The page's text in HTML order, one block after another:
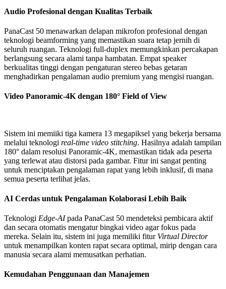
Audio Profesional dengan Kualitas Terbaik
PanaCast 50 menawarkan delapan mikrofon profesional dengan
teknologi beamforming yang memastikan suara tetap jernih di
seluruh ruangan. Teknologi full-duplex memungkinkan percakapan
berlangsung secara alami tanpa hambatan. Empat speaker
berkualitas tinggi dengan pengaturan stereo bebas getaran
menghadirkan pengalaman audio premium yang mengisi ruangan.
Video Panoramic-4K dengan 180° Field of View
Sistem ini memiiki tiga kamera 13 megapiksel yang bekerja bersama
melalui teknologi real-time video stitching. Hasilnya adalah tampilan
180° dalam resolusi Panoramic-4K, memastikan tidak ada peserta
yang terlewat atau distorsi pada gambar. Fitur ini sangat penting
untuk menciptakan pengalaman rapat yang lebih inklusif, di mana
semua peserta terlihat jelas.
AI Cerdas untuk Pengalaman Kolaborasi Lebih Baik
Teknologi Edge-AIpada PanaCast 50 mendeteksi pembicara aktif
dan secara otomatis mengatur bingkai video agar fokus pada
mereka. Selain itu, sistem ini juga memiliki fitur Virtual Director
untuk menampilkan konten rapat secara optimal, mirip dengan cara
manusia secara alami memusatkan perhatian.
Kemudahan Penggunaan dan Manajemen